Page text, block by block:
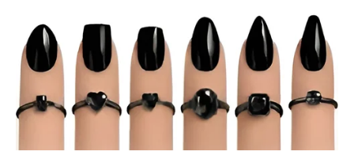
Oni koji su slobodni mogli bi upoznati osobu koja će
odmah privući njihovu pažnju. Neće to biti prolazna
simpatija, već neko ko će probuditi osećaj bliskosti i
povezanosti.
Rakovi koji su već zauzeti suočiće se sa važnim
razgovorima. Neke veze će postati jače nego ikada, dok